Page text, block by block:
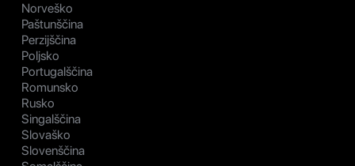
Norveško
Paštunščina
Perzijščina
Poljsko
Portugalščina
Romunsko
Rusko
Singalščina
Slovaško
Slovenščina